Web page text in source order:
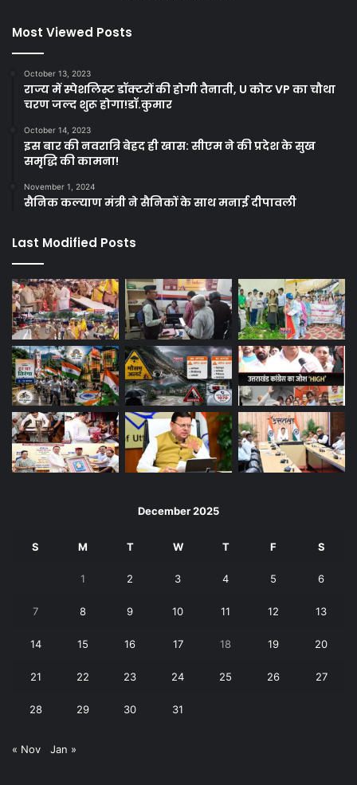
Most Viewed Posts
October 13, 2023
राज्य में स्पेशलिस्ट डॉक्टरों की होगी तैनाती, U कोट VP का चौथा
चरण जल्द शुरू होगा!डॉ.कुमार
October 14, 2023
इस बार की नवरात्रि बेहद ही खास: सीएम ने की प्रदेश के सुख
समृद्धि की कामना!
November 1, 2024
सैनिक कल्याण मंत्री ने सैनिकों के साथ मनाई दीपावली
Last Modified Posts
December 2025
S M T W T F S
1 2 3 4 5 6
7 8 9 10 11 12 13
14 15 16 17 18 19 20
21 22 23 24 25 26 27
28 29 30 31
« Nov Jan »